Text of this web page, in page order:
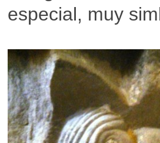
especial, muy